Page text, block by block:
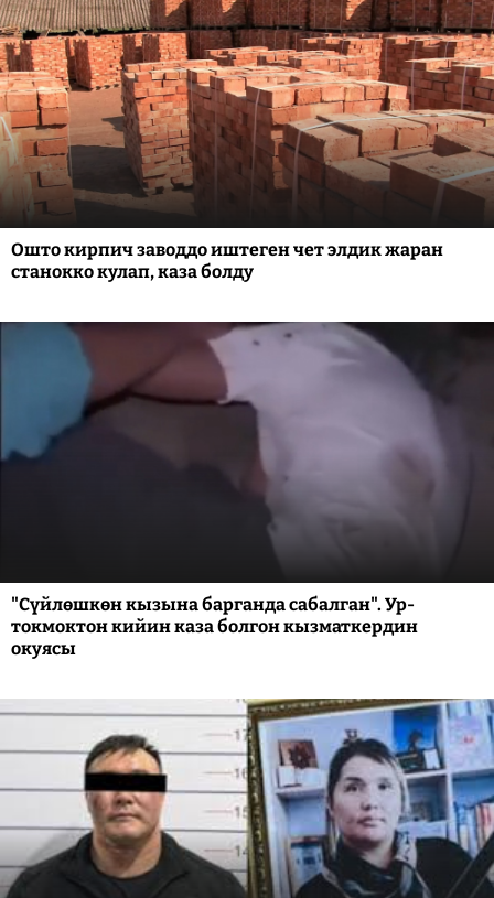
Ошто кирпич заводдо иштеген чет элдик жаран
станокко кулап, каза болду
"Сүйлөшкөн кызына барганда сабалган". Ур-
токмоктон кийин каза болгон кызматкердин
окуясы